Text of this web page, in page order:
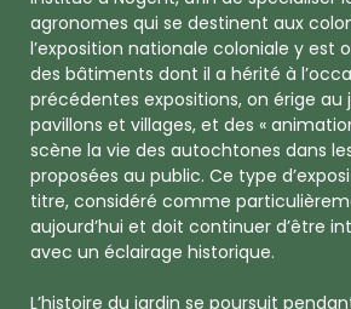
agronomes qui se destinent aux
l’exposition nationale coloniale y est
des bâtiments dont il a hérité à
précédentes expositions, on érige au
pavillons et villages, et des «
scène la vie des autochtones dans
proposées au public. Ce type
titre, considéré comme
aujourd’hui et doit continuer d’être
avec un éclairage historique.
L’histoire du jardin se poursuit